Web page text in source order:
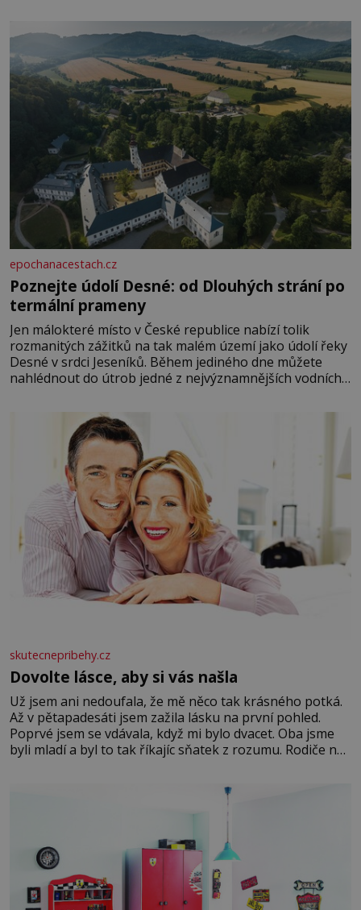
epochanacestach.cz
Poznejte údolí Desné: od Dlouhých strání po
termální prameny
Jen málokteré místo v České republice nabízí tolik
rozmanitých zážitků na tak malém území jako údolí řeky
Desné v srdci Jeseníků. Během jediného dne můžete
nahlédnout do útrob jedné z nejvýznamnějších vodních
se na koloběžce a den zakončit poznáváním památek ve
Velkých Losinách nebo v termálním
skutecnepribehy.cz
Dovolte lásce, aby si vás našla
Už jsem ani nedoufala, že mě něco tak krásného potká.
Až v pětapadesáti jsem zažila lásku na první pohled.
Poprvé jsem se vdávala, když mi bylo dvacet. Oba jsme
byli mladí a byl to tak říkajíc sňatek z rozumu. Rodiče nás